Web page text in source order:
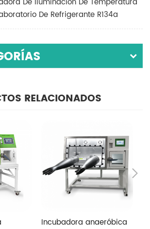
De Refrigerante R134a
RELACIONADOS
Incubadora anaeróbica